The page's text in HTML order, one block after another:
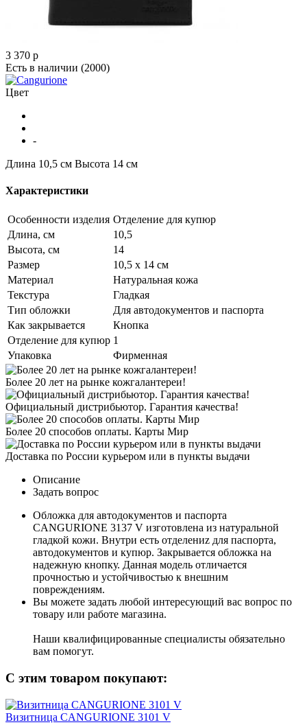
3 370 p
Есть в наличии (2000)
Цвет
-
Длина 10,5 см Высота 14 см
Характеристики
Особенности изделия Отделение для купюр
Длина, см
10,5
Высота, см
14
Размер
10,5 х 14 см
Материал
Натуральная кожа
Текстура
Гладкая
Тип обложки
Для автодокументов и паспорта
Как закрывается
Кнопка
Отделение для купюр 1
Упаковка
Фирменная
Более 20 лет на рынке кожгалантереи!
Официальный дистрибьютор. Гарантия качества!
Более 20 способов оплаты. Карты Мир
Доставка по России курьером или в пункты выдачи
Описание
Задать вопрос
Обложка для автодокументов и паспорта
CANGURIONE 3137 V изготовлена из натуральной
гладкой кожи. Внутри есть отделениz для паспорта,
автодокументов и купюр. Закрывается обложка на
надежную кнопку. Данная модель отличается
прочностью и устойчивостью к внешним
повреждениям.
Вы можете задать любой интересующий вас вопрос по
товару или работе магазина.
Наши квалифицированные специалисты обязательно
вам помогут.
С этим товаром покупают:
Визитница CANGURIONE 3101 V